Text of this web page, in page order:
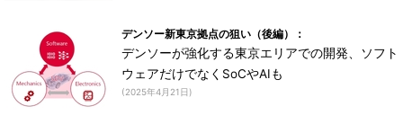
デンソー新東京拠点の狙い（後編）：
デンソーが強化する東京エリアでの開発、ソフト
ウェアだけでなくSoCやAIも
(2025年4月21日)